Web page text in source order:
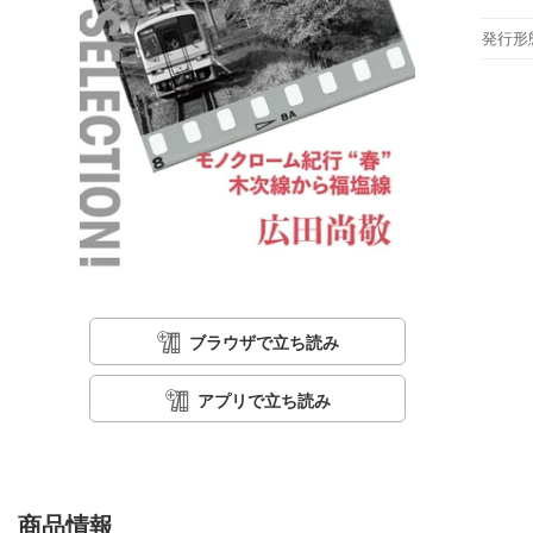
ブラウザで立ち読み
アプリで立ち読み
発行形
商品情報